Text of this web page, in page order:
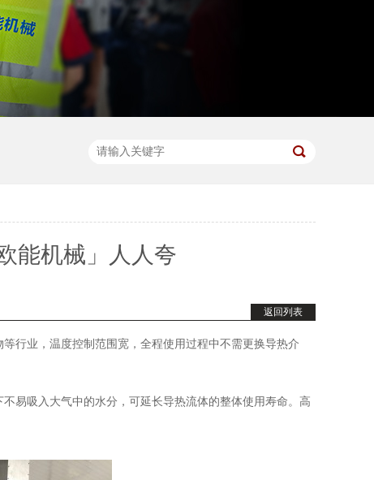
能机械」人人夸
返回列表
行业，温度控制范围宽，全程使用过程中不需更换导热介
易吸入大气中的水分，可延长导热流体的整体使用寿命。高